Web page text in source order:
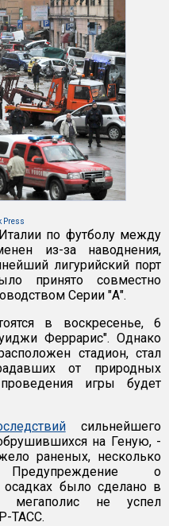
Press
по футболу между
из-за наводнения,
лигурийский порт
принято совместно
Серии "А".
в воскресенье, 6
Феррарис". Однако
стадион, стал
от природных
игры будет
сильнейшего
на Геную, -
раненых, несколько
о
было сделано в
мегаполис не успел
ТАСС.